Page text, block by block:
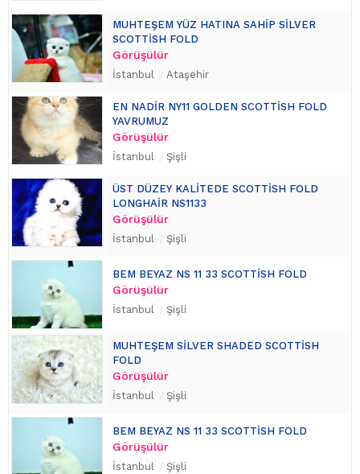
MUHTEŞEM YÜZ HATINA SAHİP SİLVER
SCOTTİSH FOLD
Görüşülür
İstanbul Ataşehir
EN NADİR NY11 GOLDEN SCOTTİSH FOLD
YAVRUMUZ
Görüşülür
İstanbul Şişli
ÜST DÜZEY KALİTEDE SCOTTİSH FOLD
LONGHAİR NS1133
Görüşülür
İstanbul Şişli
BEM BEYAZ NS 11 33 SCOTTİSH FOLD
Görüşülür
İstanbul Şişli
MUHTEŞEM SİLVER SHADED SCOTTİSH
FOLD
Görüşülür
İstanbul Şişli
BEM BEYAZ NS 11 33 SCOTTİSH FOLD
Görüşülür
İstanbul Şişli